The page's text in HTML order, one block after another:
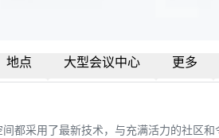
地点 大型会议中心 更多
都采用了最新技术，与充满活力的社区